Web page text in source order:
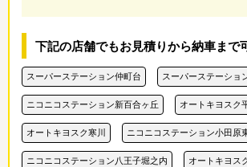
下記の店舗でもお見積りから納車まで
スーパーステーション仲町台 スーパーステーショ
ニコニコステーション新百合ヶ丘 オートキヨスク
オートキヨスク寒川 ニコニコステーション小田原
ニコニコステーション八王子堀之内 オートキヨス